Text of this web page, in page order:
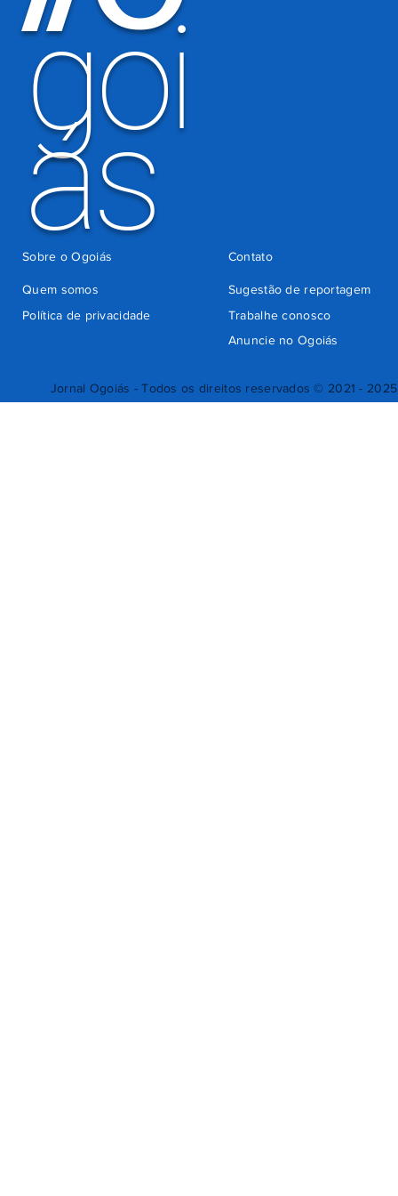
Detran-GO
Jornal Ogoiás - Todos os direitos reservados © 2021 - 2025
goi
ás
Quem somos
Sugestão de reportagem
Trabalhe conosco
Política de privacidade
Anuncie no Ogoiás
Contato
Sobre o Ogoiás